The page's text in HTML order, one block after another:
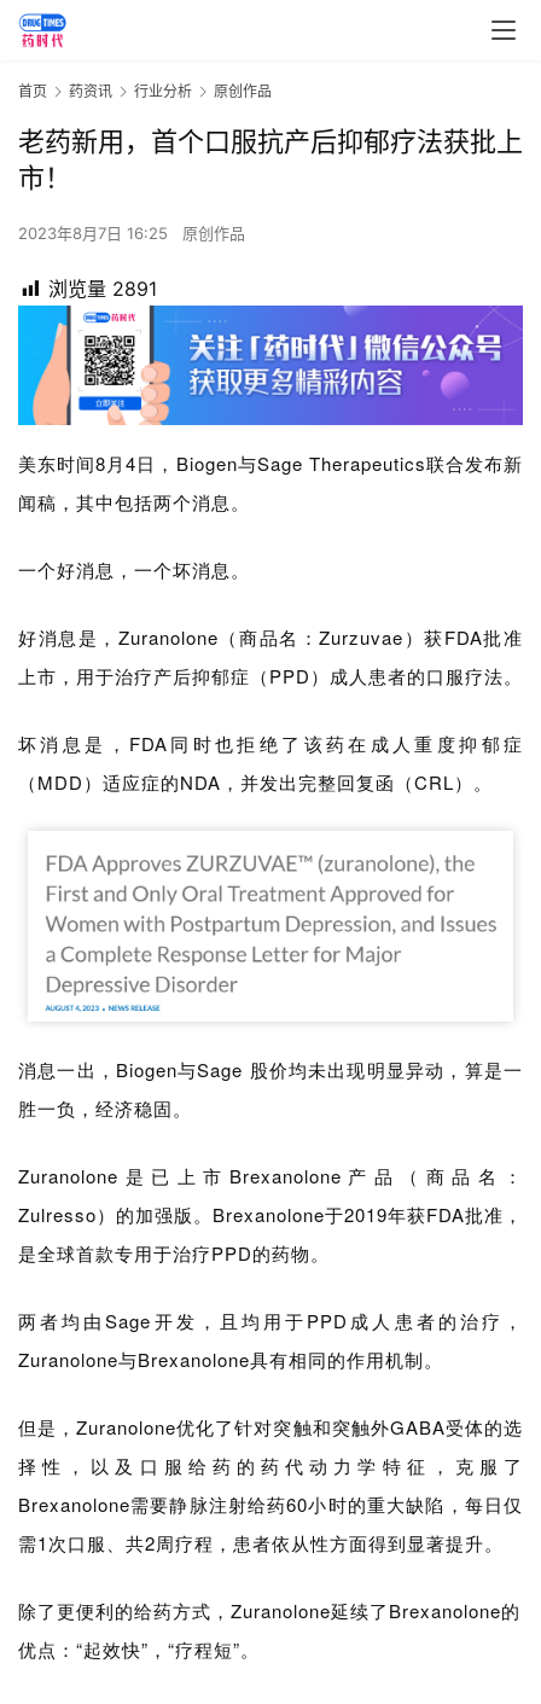
首页 药资讯 行业分析 原创作品
老药新用，首个口服抗产后抑郁疗法获批上
市！
2023年8月7日 16:25 原创作品
浏览量 2891
美东时间8月4日，Biogen与Sage Therapeutics联合发布新
闻稿，其中包括两个消息。
一个好消息，一个坏消息。
好消息是，Zuranolone（商品名：Zurzuvae）获FDA批准
上市，用于治疗产后抑郁症（PPD）成人患者的口服疗法。
坏消息是，FDA同时也拒绝了该药在成人重度抑郁症
（MDD）适应症的NDA，并发出完整回复函（CRL）。
消息一出， Biogen与Sage 股价均未出现明显异动，算是一
胜一负，经济稳固。
Zuranolone是已上市Brexanolone产品（商品名：
Zulresso）的加强版。Brexanolone于2019年获FDA批准，
是全球首款专用于治疗PPD的药物。
两者均由Sage开发，且均用于PPD成人患者的治疗，
Zuranolone与Brexanolone具有相同的作用机制。
但是，Zuranolone优化了针对突触和突触外GABA受体的选
择性，以及口服给药的药代动力学特征， 克服了
Brexanolone需要静脉注射给药60小时的重大缺陷，每日仅
需1次口服、共2周疗程， 患者依从性方面得到显著提升。
除了更便利的给药方式， Zuranolone延续了Brexanolone的
优点： “起效快”，“疗程短”。